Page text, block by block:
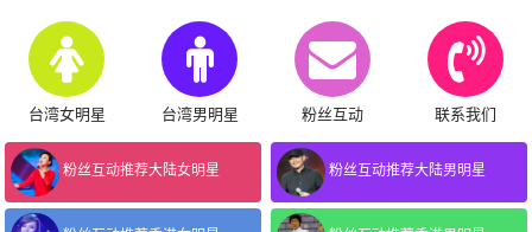
台湾女明星 台湾男明星 粉丝互动 联系我们
粉丝互动推荐大陆女明星 粉丝互动推荐大陆男明星